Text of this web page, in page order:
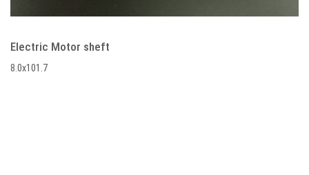
Electric Motor sheft
8.0x101.7